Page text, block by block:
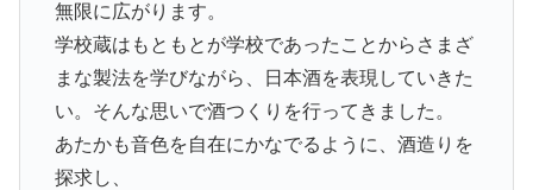
無限に広がります。
学校蔵はもともとが学校であったことからさまざ
まな製法を学びながら、日本酒を表現していきた
い。そんな思いで酒つくりを行ってきました。
あたかも音色を自在にかなでるように、酒造りを
探求し、